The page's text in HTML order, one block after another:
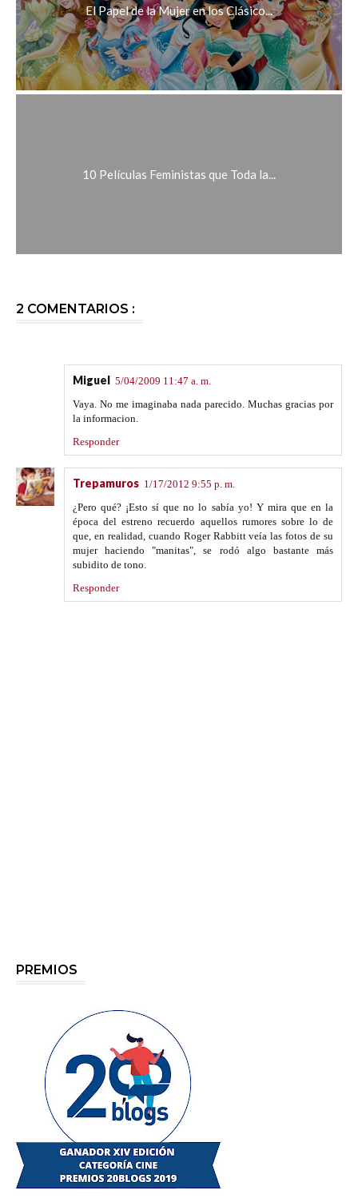
El Papel de la Mujer en los Clásico...
10 Películas Feministas que Toda la...
2 COMENTARIOS :
Miguel 5/04/2009 11:47 a. m.
Vaya. No me imaginaba nada parecido. Muchas gracias por
la informacion.
Responder
Trepamuros 1/17/2012 9:55 p. m.
¿Pero qué? ¡Esto sí que no lo sabía yo! Y mira que en la
época del estreno recuerdo aquellos rumores sobre lo de
que, en realidad, cuando Roger Rabbitt veía las fotos de su
mujer haciendo "manitas", se rodó algo bastante más
subidito de tono.
Responder
PREMIOS